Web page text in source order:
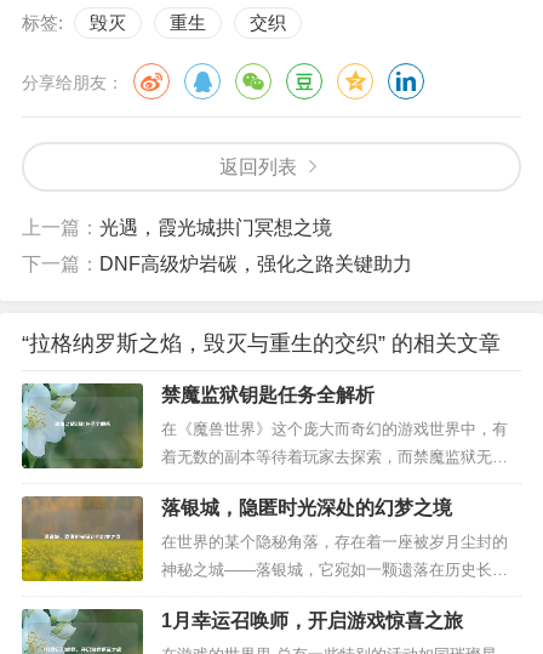
标签: 毁灭 重生 交织
分享给朋友：
返回列表
上一篇： 光遇，霞光城拱门冥想之境
下一篇： DNF高级炉岩碳，强化之路关键助力
“拉格纳罗斯之焰，毁灭与重生的交织” 的相关文章
禁魔监狱钥匙任务全解析
在《魔兽世界》这个庞大而奇幻的游戏世界中，有
着无数的副本等待着玩家去探索，而禁魔监狱无疑
是其中极具挑战性和吸引力的一个，要进入禁魔监
狱，玩家首先需要完成一系列复杂且有趣的禁魔监
狱钥匙任务。 禁魔监狱钥匙任务的起始并非一蹴而
就,它有着一条相对漫长的任务链，整个任务链的开
端可以追溯到虚空风暴的52区，...
落银城，隐匿时光深处的幻梦之境
在世界的某个隐秘角落，存在着一座被岁月尘封的
神秘之城——落银城，它宛如一颗遗落在历史长河
中的明珠，散发着独特而迷人的光芒,引得无数人对
它心驰神往。 落银城，单是这名字，便仿佛带着一
1月幸运召唤师，开启游戏惊喜之旅